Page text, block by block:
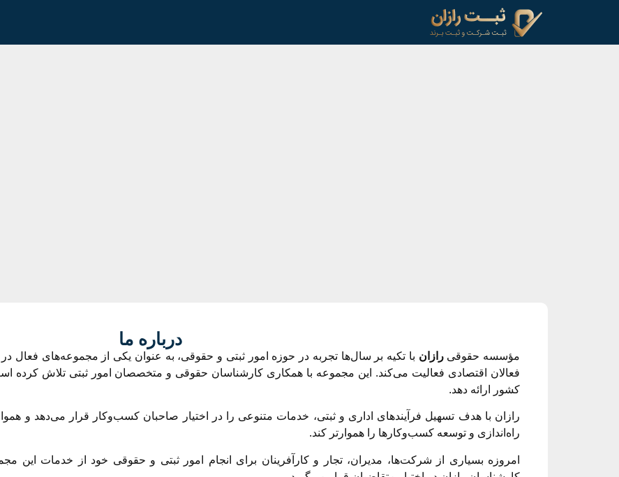
درباره ما
مؤسسه حقوقیرازان با تکیه بر سال‌ها تجربه در حوزه امور ثبتی و حقوقی، به عنوان یکی از مجموعه‌های فعال
فعالان اقتصادی فعالیت می‌کند. این مجموعه با همکاری کارشناسان حقوقی و متخصصان امور ثبتی تلاش کرده
کشور ارائه دهد.
رازان با هدف تسهیل فرآیندهای اداری و ثبتی، خدمات متنوعی را در اختیار صاحبان کسب‌وکار قرار می‌دهد و
راه‌اندازی و توسعه کسب‌وکارها را هموارتر کند.
امروزه بسیاری از شرکت‌ها، مدیران، تجار و کارآفرینان برای انجام امور ثبتی و حقوقی خود از خدمات این